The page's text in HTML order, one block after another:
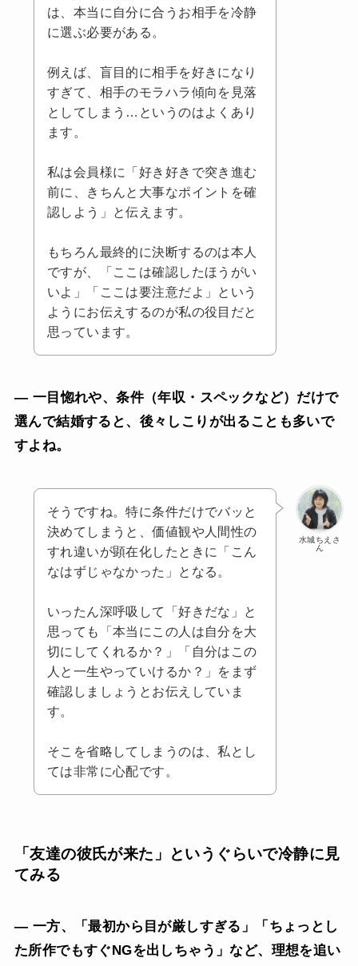
は、本当に自分に合うお相手を冷静
に選ぶ必要がある。
例えば、盲目的に相手を好きになり
すぎて、相手のモラハラ傾向を見落
としてしまう…というのはよくあり
ます。
私は会員様に「好き好きで突き進む
前に、きちんと大事なポイントを確
認しよう」と伝えます。
もちろん最終的に決断するのは本人
ですが、「ここは確認したほうがい
いよ」「ここは要注意だよ」という
ようにお伝えするのが私の役目だと
思っています。
— 一目惚れや、条件（年収・スペックなど）だけで
選んで結婚すると、後々しこりが出ることも多いで
すよね。
水城ちえさ
ん
そうですね。特に条件だけでバッと
決めてしまうと、価値観や人間性の
すれ違いが顕在化したときに「こん
なはずじゃなかった」となる。
いったん深呼吸して「好きだな」と
思っても「本当にこの人は自分を大
切にしてくれるか？」「自分はこの
人と一生やっていけるか？」をまず
確認しましょうとお伝えしていま
す。
そこを省略してしまうのは、私とし
ては非常に心配です。
「友達の彼氏が来た」というぐらいで冷静に見
てみる
— 一方、「最初から目が厳しすぎる」「ちょっとし
た所作でもすぐNGを出しちゃう」など、理想を追い